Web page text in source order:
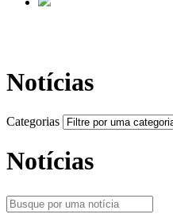
Notícias
Categorias
Notícias